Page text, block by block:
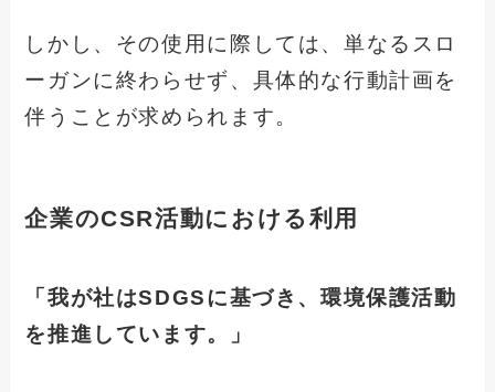
しかし、その使用に際しては、単なるスロ
ーガンに終わらせず、具体的な行動計画を
伴うことが求められます。
企業のCSR活動における利用
「我が社はSDGSに基づき、環境保護活動
を推進しています。」